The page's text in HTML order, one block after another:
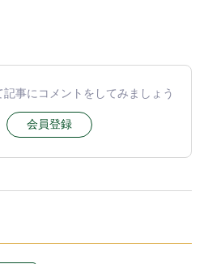
事にコメントをしてみましょう
会員登録